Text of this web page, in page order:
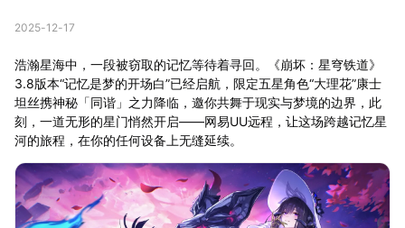
2025-12-17
浩瀚星海中，一段被窃取的记忆等待着寻回。《崩坏：星穹铁道》
3.8版本“记忆是梦的开场白”已经启航，限定五星角色“大理花”康士
坦丝携神秘「同谐」之力降临，邀你共舞于现实与梦境的边界，此
刻，一道无形的星门悄然开启——网易UU远程，让这场跨越记忆星
河的旅程，在你的任何设备上无缝延续。